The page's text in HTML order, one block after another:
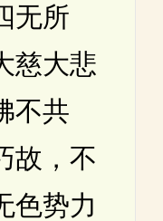
无所
慈大悲
不共
故，不
色势力